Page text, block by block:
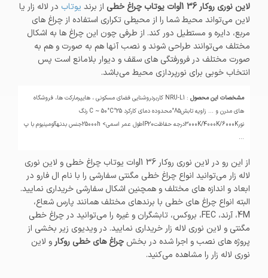
لاین نوری روکار l1 36وات یوتاب چراغ خطی
از برند یوتاب در لاله زار یا
لاین می‌تواند محیط شما را از محیطی تکراری استفاده از چراغ های
مربع، دایره و مستطیل دور کند. از طرفی چون این چراغ ها به اشکال
مختلف می‌توانند طراحی شوند و نصب آنها هم به صورت و هم به
صورت مختلف در فرورفتگی های سقف و دیوار بلامانع است پس
انتخاب خوبی برای نورپردازی محیط می‌باشد.
مشخصات این محصول
: NRU-L1 کاربردروشنایی فضای مسکونی ، هایپرمارکت ها، فروشگاه
های مدرن و ... زاویه تابش85°محدوده دمای کارکرد ­25°C ~ 50°C رنگ
نور3000K/4000K/6000Kدرجه حفاظتIP20طول عمر اسمی> 25000hجنس بدنهآلومینیوم با پ
...
از این رو در لاین نوری روکار l1 36وات یوتاب چراغ خطی و لاین نوری
لاله زار می‌توانید انواع چراغ خطی مگنتی سفارشی را با نام ال فارو در
ابعاد و اندازه های مختلف و همچنین اشکال سفارشی خریداری نمایید.
البته انواع چراغ های خطی با برندهای مختلف همانند پارس شعاع،
4M، آرند، FEC، بروکس، تابشگران و غیره را می‌توانید در چراغ خطی
مگنتی و لاین نوری لاله زار خریداری نمایید. در ویدیوی زیر بخشی از
پروژه های نصب و اجرا شده در بخش چراغ های خطی روکار و لاین
نوری لاله زار را مشاهده می‌کنید.